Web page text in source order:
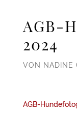
AGB-
2024
VON NADINE
AGB-